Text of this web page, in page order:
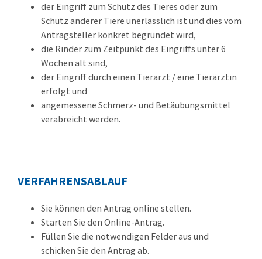
der Eingriff zum Schutz des Tieres oder zum
Schutz anderer Tiere unerlässlich ist und dies vom
Antragsteller konkret begründet wird,
die Rinder zum Zeitpunkt des Eingriffs unter 6
Wochen alt sind,
der Eingriff durch einen Tierarzt / eine Tierärztin
erfolgt und
angemessene Schmerz- und Betäubungsmittel
verabreicht werden.
VERFAHRENSABLAUF
Sie können den Antrag online stellen.
Starten Sie den Online-Antrag.
Füllen Sie die notwendigen Felder aus und
schicken Sie den Antrag ab.